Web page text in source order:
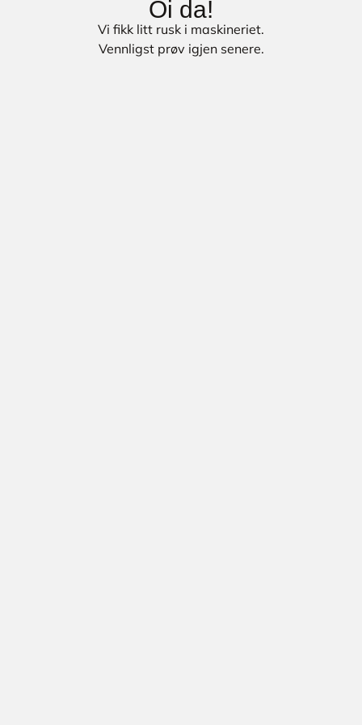
Oi da!
Vi fikk litt rusk i maskineriet.
Vennligst prøv igjen senere.